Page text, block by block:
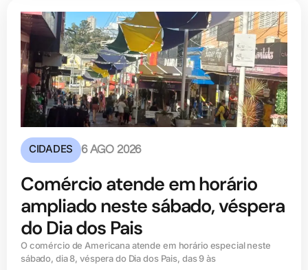
CIDADES 6 AGO 2026
Comércio atende em horário
ampliado neste sábado, véspera
do Dia dos Pais
O comércio de Americana atende em horário especial neste
sábado, dia 8, véspera do Dia dos Pais, das 9 às